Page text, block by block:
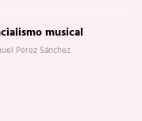
musical
Pérez Sánchez